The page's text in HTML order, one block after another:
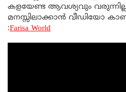
കളയേണ്ട ആവശ്യവും
മനസ്സിലാക്കാൻ വീഡിയോ
:Farisa World